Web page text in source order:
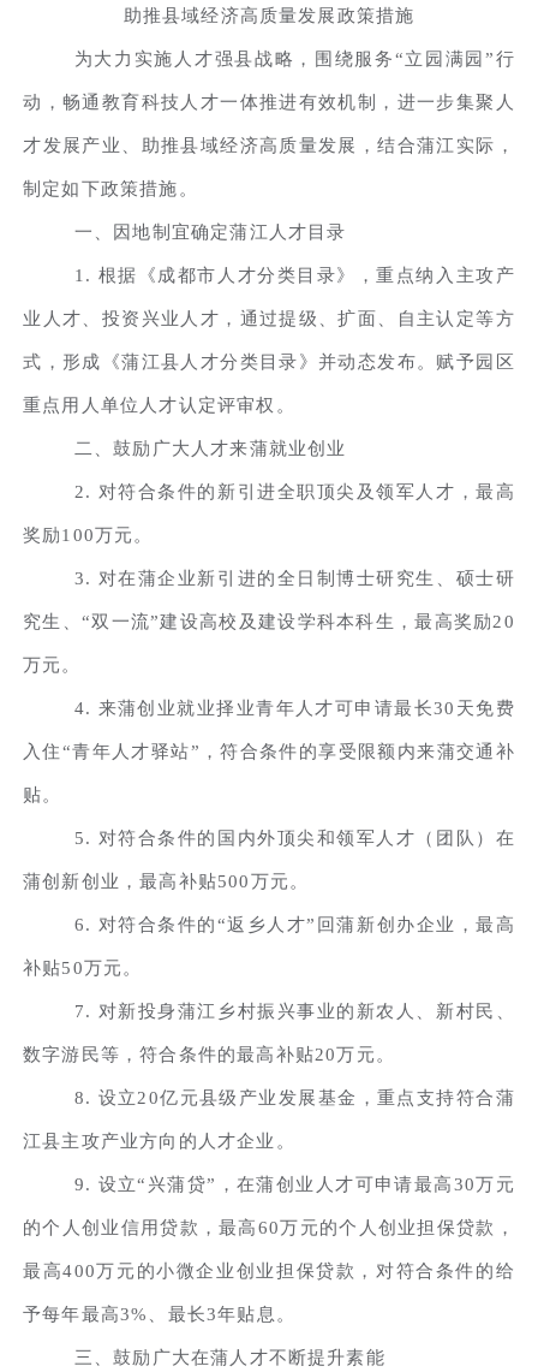
助推县域经济高质量发展政策措施
为大力实施人才强县战略，围绕服务“立园满园”行
动，畅通教育科技人才一体推进有效机制，进一步集聚人
才发展产业、助推县域经济高质量发展，结合蒲江实际，
制定如下政策措施。
一、因地制宜确定蒲江人才目录
1. 根据《成都市人才分类目录》，重点纳入主攻产
业人才、投资兴业人才，通过提级、扩面、自主认定等方
式，形成《蒲江县人才分类目录》并动态发布。赋予园区
重点用人单位人才认定评审权。
二、鼓励广大人才来蒲就业创业
2. 对符合条件的新引进全职顶尖及领军人才，最高
奖励100万元。
3. 对在蒲企业新引进的全日制博士研究生、硕士研
究生、“双一流”建设高校及建设学科本科生，最高奖励20
万元。
4. 来蒲创业就业择业青年人才可申请最长30天免费
入住“青年人才驿站”，符合条件的享受限额内来蒲交通补
贴。
5. 对符合条件的国内外顶尖和领军人才（团队）在
蒲创新创业，最高补贴500万元。
6. 对符合条件的“返乡人才”回蒲新创办企业，最高
补贴50万元。
7. 对新投身蒲江乡村振兴事业的新农人、新村民、
数字游民等，符合条件的最高补贴20万元。
8. 设立20亿元县级产业发展基金，重点支持符合蒲
江县主攻产业方向的人才企业。
9. 设立“兴蒲贷”，在蒲创业人才可申请最高30万元
的个人创业信用贷款，最高60万元的个人创业担保贷款，
最高400万元的小微企业创业担保贷款，对符合条件的给
予每年最高3%、最长3年贴息。
三、鼓励广大在蒲人才不断提升素能